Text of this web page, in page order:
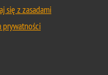
się z zasadami
prywatności